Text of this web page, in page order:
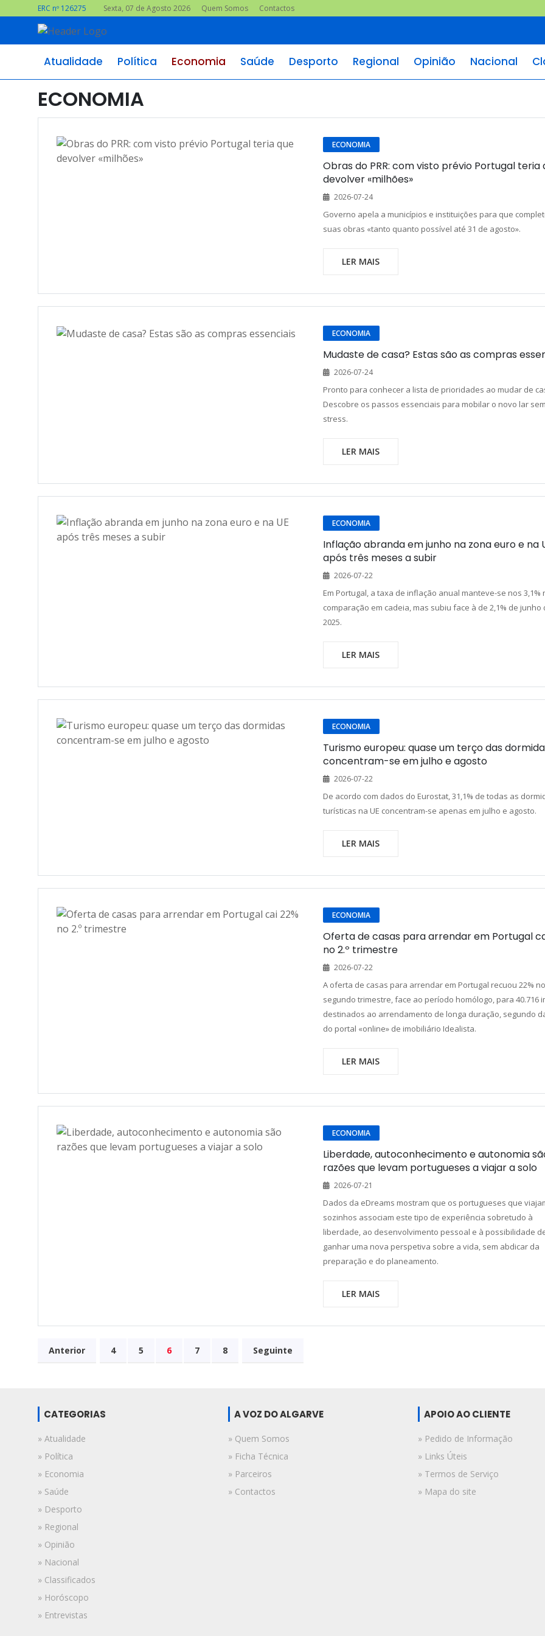
ERC nº 126275 Sexta, 07 de Agosto 2026 Quem Somos Contactos
Atualidade Política Economia Saúde Desporto Regional Opinião Nacional
ECONOMIA
ECONOMIA
Obras do PRR: com visto prévio Portugal teria
devolver «milhões»
2026-07-24
Governo apela a municípios e instituições para que
suas obras «tanto quanto possível até 31 de agosto».
LER MAIS
ECONOMIA
Mudaste de casa? Estas são as compras
2026-07-24
Pronto para conhecer a lista de prioridades ao mudar de
Descobre os passos essenciais para mobilar o novo lar sem
stress.
LER MAIS
ECONOMIA
Inflação abranda em junho na zona euro e na
após três meses a subir
2026-07-22
Em Portugal, a taxa de inflação anual manteve-se nos 3,1%
comparação em cadeia, mas subiu face à de 2,1% de junho
2025.
LER MAIS
ECONOMIA
Turismo europeu: quase um terço das
concentram-se em julho e agosto
2026-07-22
De acordo com dados do Eurostat, 31,1% de todas as
turísticas na UE concentram-se apenas em julho e agosto.
LER MAIS
ECONOMIA
Oferta de casas para arrendar em Portugal
no 2.º trimestre
2026-07-22
A oferta de casas para arrendar em Portugal recuou 22% no
segundo trimestre, face ao período homólogo, para 40.716
destinados ao arrendamento de longa duração, segundo
do portal «online» de imobiliário Idealista.
LER MAIS
ECONOMIA
Liberdade, autoconhecimento e autonomia
razões que levam portugueses a viajar a solo
2026-07-21
Dados da eDreams mostram que os portugueses que
sozinhos associam este tipo de experiência sobretudo à
liberdade, ao desenvolvimento pessoal e à possibilidade
ganhar uma nova perspetiva sobre a vida, sem abdicar da
preparação e do planeamento.
LER MAIS
Anterior 4 5 6 7 8 Seguinte
CATEGORIAS
» Atualidade
» Política
» Economia
» Saúde
» Desporto
» Regional
» Opinião
» Nacional
» Classificados
» Horóscopo
» Entrevistas
A VOZ DO ALGARVE
» Quem Somos
» Ficha Técnica
» Parceiros
» Contactos
APOIO AO CLIENTE
» Pedido de Informação
» Links Úteis
» Termos de Serviço
» Mapa do site